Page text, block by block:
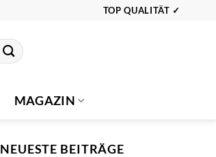
TOP QUALITÄT ✓
MAGAZIN
NEUESTE BEITRÄGE